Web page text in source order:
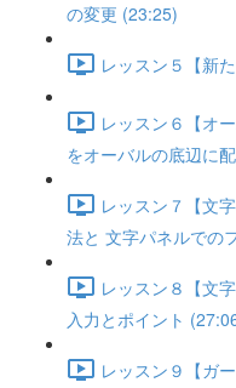
の変更 (23:25)
レッスン５【新
レッスン６【オ
をオーバルの底辺に
レッスン７【文
法と 文字パネルでの
レッスン８【文
入力とポイント
レッスン９【ガ